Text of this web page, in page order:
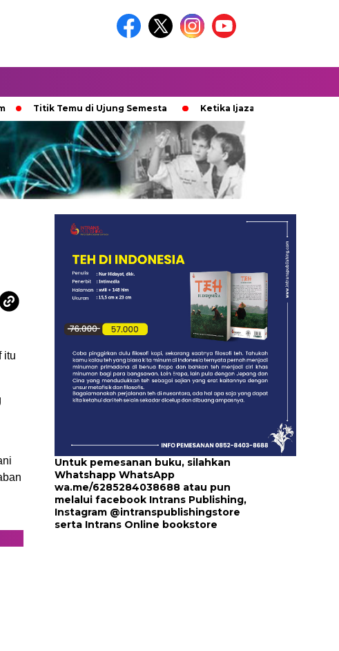
Titik Temu di Ujung Semesta Ketika Ijazah Analog
itu
Untuk pemesanan buku, silahkan
Whatshapp WhatsApp
wa.me/6285284038688 atau pun
melalui facebook Intrans Publishing,
Instagram @intranspublishingstore
serta Intrans Online bookstore